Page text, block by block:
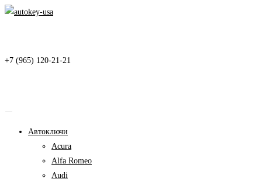
Перейти
+7 (965) 120-21-21
Автоключи
Acura
Alfa Romeo
Audi